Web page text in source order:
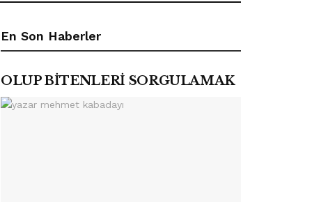
En Son Haberler
OLUP BİTENLERİ SORGULAMAK